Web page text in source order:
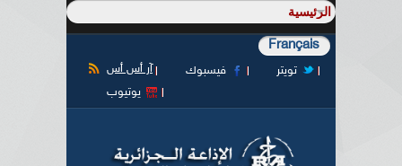
Français
آر أس أس فيسبوك
تويتر
يوتيوب